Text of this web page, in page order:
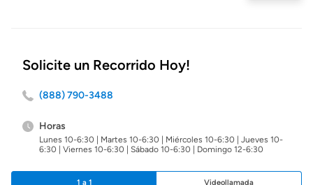
Solicite un Recorrido Hoy!
(888) 790-3488
Horas
Lunes 10-6:30 | Martes 10-6:30 | Miércoles 10-6:30 | Jueves 10-
6:30 | Viernes 10-6:30 | Sábado 10-6:30 | Domingo 12-6:30
1 a 1 Videollamada